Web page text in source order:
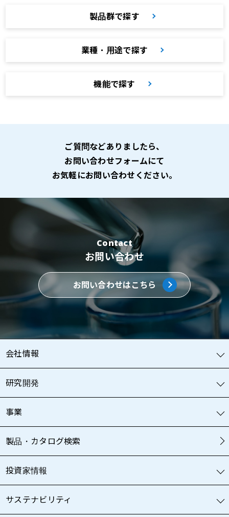
製品群で探す
業種・用途で探す
機能で探す
ご質問などありましたら、
お問い合わせフォームにて
お気軽にお問い合わせください。
Contact
お問い合わせ
お問い合わせはこちら
会社情報
研究開発
事業
製品・カタログ検索
投資家情報
サステナビリティ